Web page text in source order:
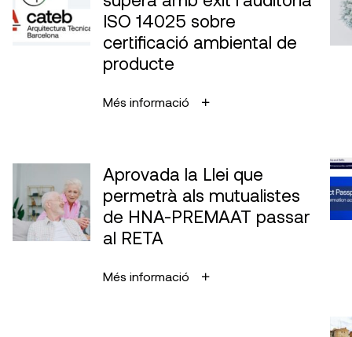
ISO 14025 sobre
certificació ambiental de
producte
Més informació
Aprovada la Llei que
permetrà als mutualistes
de HNA-PREMAAT passar
al RETA
Més informació